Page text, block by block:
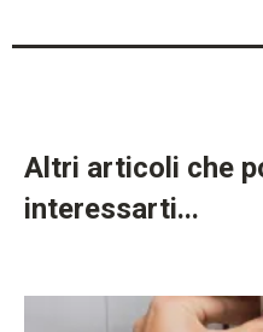
Altri articoli che
interessarti...